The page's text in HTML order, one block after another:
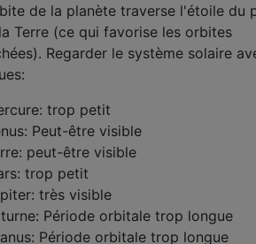
de la planète traverse l'étoile du
Terre (ce qui favorise les orbites
Regarder le système solaire
trop petit
Peut-être visible
peut-être visible
trop petit
très visible
Période orbitale trop longue
Période orbitale trop longue